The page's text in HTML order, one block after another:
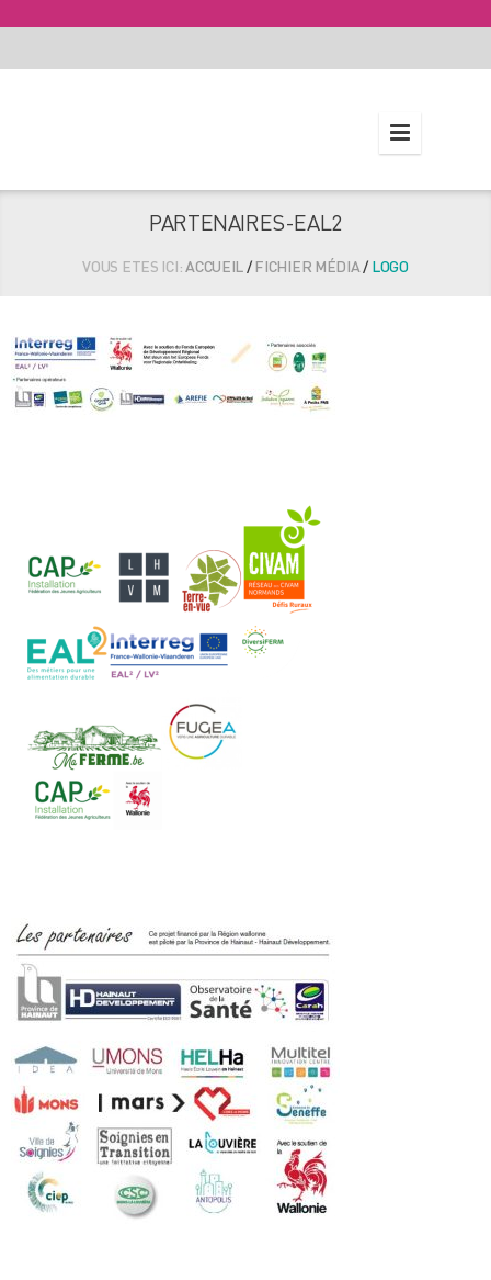
PARTENAIRES-EAL2
VOUS ETES ICI:ACCUEIL/FICHIER MÉDIA/LOGO